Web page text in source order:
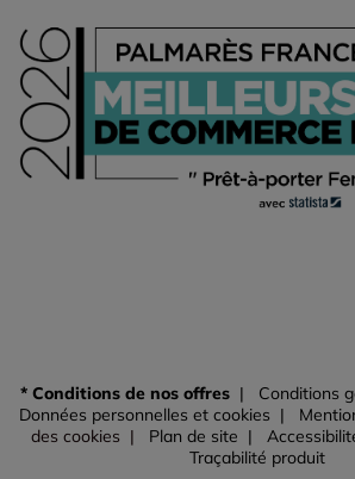
* Conditions de nos offres
Conditions
Données personnelles et cookies
des cookies
Plan de site
Traçabilité produit